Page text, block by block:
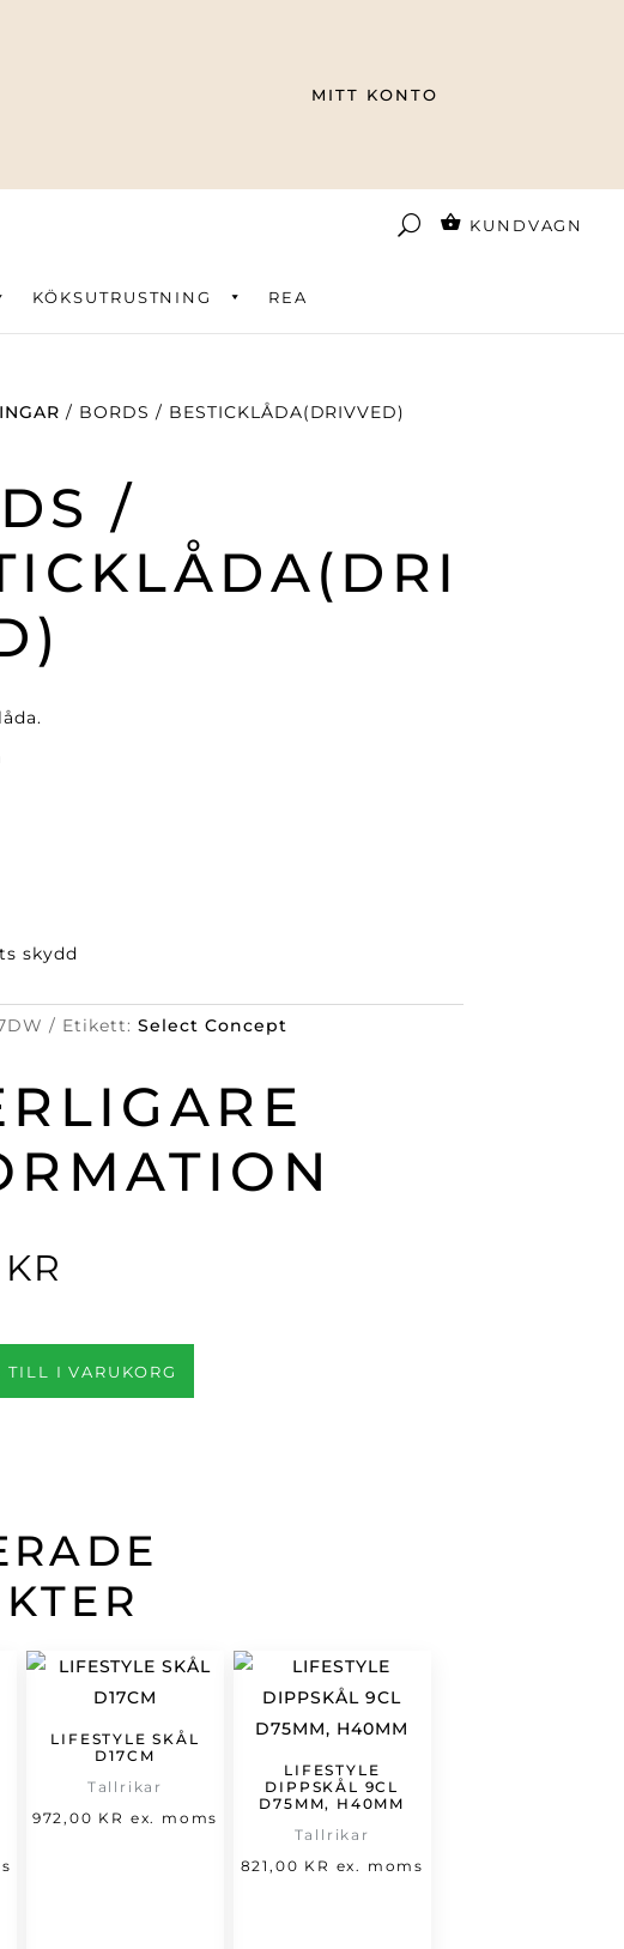
MITT KONTO
KUNDVAGN
KÖKSUTRUSTNING REA
/ BORDS / BESTICKLÅDA(DRIVVED)
/
skydd
Etikett: Select Concept
KR
TILL I VARUKORG
LIFESTYLE SKÅL
D17CM
Tallrikar
972,00 KR ex. moms
LIFESTYLE
DIPPSKÅL 9CL
D75MM, H40MM
Tallrikar
821,00 KR ex. moms